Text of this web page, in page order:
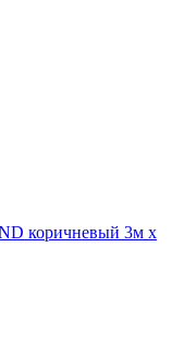
коричневый 3м х